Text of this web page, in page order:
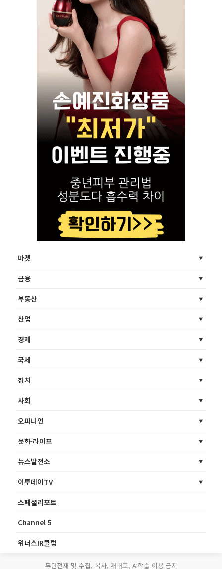
마켓
금융
부동산
산업
경제
국제
정치
사회
오피니언
문화·라이프
뉴스발전소
이투데이TV
스페셜리포트
Channel 5
위너스IR클럽
무단전재 및 수집, 복사, 재배포, AI학습 이용 금지